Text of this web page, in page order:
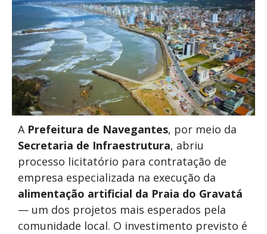
A Prefeitura de Navegantes, por meio da
Secretaria de Infraestrutura, abriu
processo licitatório para contratação de
empresa especializada na execução da
alimentação artificial da Praia do Gravatá
— um dos projetos mais esperados pela
comunidade local. O investimento previsto é